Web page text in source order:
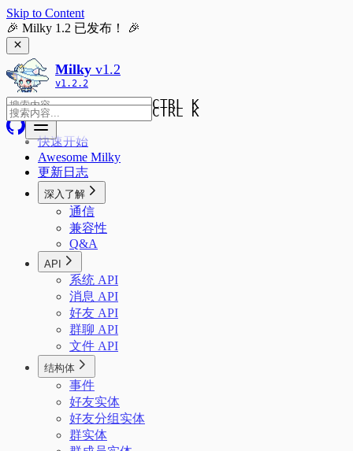
Skip to Content
🎉 Milky 1.2 已发布！ 🎉
Milky v1.2
v1.2.2
CTRL K
CTRL K
快速开始
Awesome Milky
更新日志
深入了解
通信
兼容性
Q&A
API
系统 API
消息 API
好友 API
群聊 API
文件 API
结构体
事件
好友实体
好友分组实体
群实体